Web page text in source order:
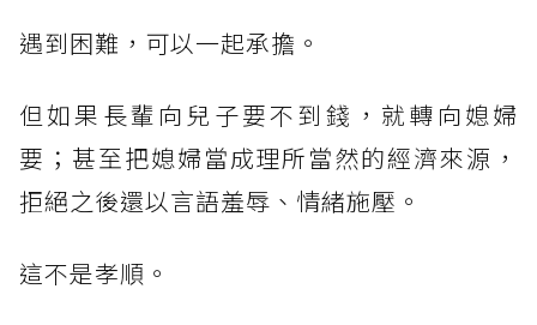
遇到困難，可以一起承擔。
但如果長輩向兒子要不到錢，就轉向媳婦
要；甚至把媳婦當成理所當然的經濟來源，
拒絕之後還以言語羞辱、情緒施壓。
這不是孝順。